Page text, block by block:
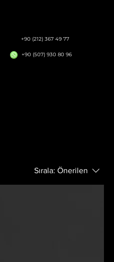
+90 (212) 367 49 77
+90 (507) 930 80 96
Sırala: Önerilen